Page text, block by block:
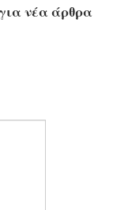
νέα άρθρα